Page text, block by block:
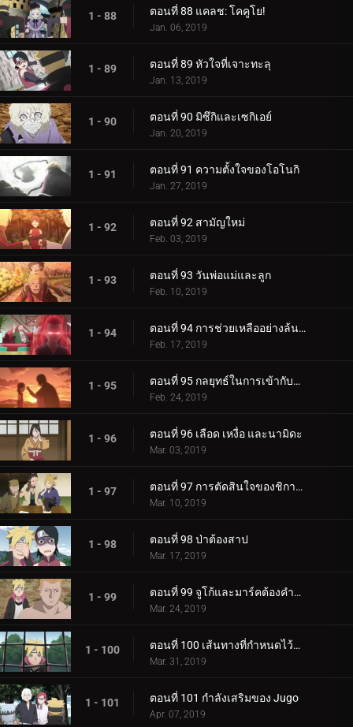
1 - 88 ตอนที่ 88 แคลช: โคคูโย!
Jan. 06, 2019
1 - 89 ตอนที่ 89 หัวใจที่เจาะทะลุ
Jan. 13, 2019
1 - 90 ตอนที่ 90 มิซึกิและเซกิเอย์
Jan. 20, 2019
1 - 91 ตอนที่ 91 ความตั้งใจของโอโนกิ
Jan. 27, 2019
1 - 92 ตอนที่ 92 สามัญใหม่
Feb. 03, 2019
1 - 93 ตอนที่ 93 วันพ่อแม่และลูก
Feb. 10, 2019
1 - 94 ตอนที่ 94 การช่วยเหลืออย่างล้นหลาม! แข่งกิน!
Feb. 17, 2019
1 - 95 ตอนที่ 95 กลยุทธ์ในการเข้ากับลูกสาวของคุณ
Feb. 24, 2019
1 - 96 ตอนที่ 96 เลือด เหงื่อ และนามิดะ
Mar. 03, 2019
1 - 97 ตอนที่ 97 การตัดสินใจของชิกาได
Mar. 10, 2019
1 - 98 ตอนที่ 98 ป่าต้องสาป
Mar. 17, 2019
1 - 99 ตอนที่ 99 จูโก้และมาร์คต้องคำสาป
Mar. 24, 2019
1 - 100 ตอนที่ 100 เส้นทางที่กำหนดไว้ล่วงหน้า
Mar. 31, 2019
1 - 101 ตอนที่ 101 กำลังเสริมของ Jugo
Apr. 07, 2019